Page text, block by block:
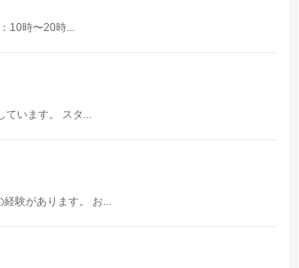
10時〜20時...
ています。 スタ...
験があります。 お...